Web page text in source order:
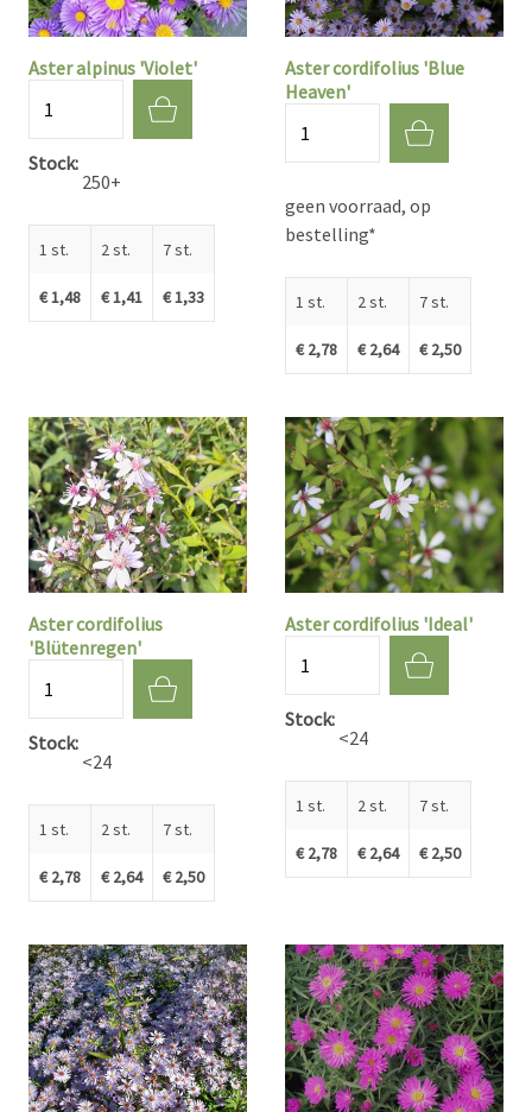
Aster alpinus 'Violet'
Stock
250+
1 st.
€ 1,48
2 st.
€ 1,41
7 st.
€ 1,33
Aster cordifolius 'Blue
Heaven'
geen voorraad, op
bestelling*
1 st.
€ 2,78
2 st.
€ 2,64
7 st.
€ 2,50
Aster cordifolius
'Blütenregen'
Stock
<24
1 st.
€ 2,78
2 st.
€ 2,64
7 st.
€ 2,50
Aster cordifolius 'Ideal'
Stock
<24
1 st.
€ 2,78
2 st.
€ 2,64
7 st.
€ 2,50